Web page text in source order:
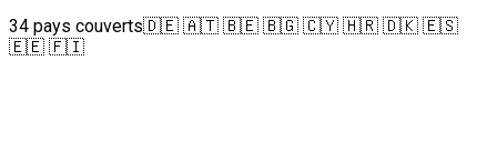
34 pays couverts🇩🇪 🇦🇹 🇧🇪 🇧🇬 🇨🇾 🇭🇷 🇩🇰 🇪🇸
🇪🇪 🇫🇮